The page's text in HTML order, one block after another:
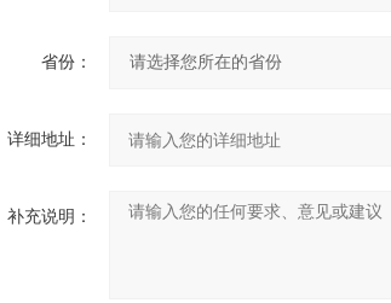
省份：
详细地址：
补充说明：